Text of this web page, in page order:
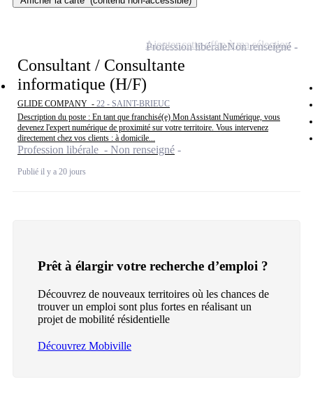
Consultant / Consultante
informatique (H/F)
GLIDE COMPANY - 22 - SAINT-BRIEUC
Description du poste : En tant que franchisé(e) Mon Assistant Numérique, vous
devenez l'expert numérique de proximité sur votre territoire. Vous intervenez
directement chez vos clients : à domicile...
Profession libérale - Non renseigné
Publié il y a 20 jours
Profession libéraleNon renseigné
Ajouter cette offre à ma sélection
Prêt à élargir votre recherche d’emploi ?
Découvrez de nouveaux territoires où les chances de
trouver un emploi sont plus fortes en réalisant un
projet de mobilité résidentielle
Découvrez Mobiville